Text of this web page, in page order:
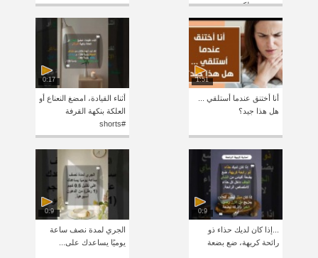
ستحدث، لكن
1:51
أنا أختنق عندما أستلقي ...
هل هذا جيد؟
0:17
أثناء القيادة، امضغ النعناع أو
العلكة بنكهة القرفة
#shorts
0:9
...إذا كان لديك حذاء ذو ​​
رائحة كريهة، ضع بضعة
0:9
الجري لمدة نصف ساعة
يوميًا يساعدك على...